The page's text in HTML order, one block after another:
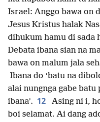
Israel: Anggo bawa on
Jesus Kristus halak
dihukum hamu di sada
Debata ibana sian na
bawa on malum jala
Ibana do ‘batu na
alai nungnga gabe batu
ibana’. 12
Asing ni i,
boi selamat. Ai dang